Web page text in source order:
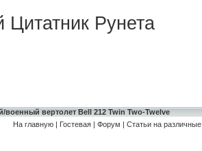
Цитатник Рунета
военный вертолет Bell 212 Twin Two-Twelve
На главную| Гостевая| Форум | Статьи на